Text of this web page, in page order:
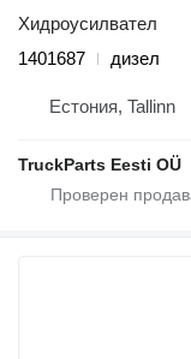
Хидроусилвател
1401687
дизел
Естония, Tallinn
TruckParts Eesti OÜ